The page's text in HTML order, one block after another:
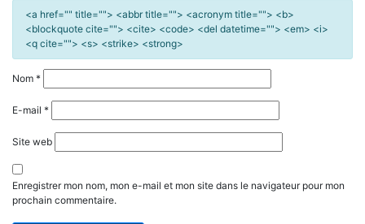
<a href="" title=""> <abbr title=""> <acronym title=""> <b>
<blockquote cite=""> <cite> <code> <del datetime=""> <em> <i>
<q cite=""> <s> <strike> <strong>
Nom *
E-mail *
Site web
Enregistrer mon nom, mon e-mail et mon site dans le navigateur pour mon
prochain commentaire.